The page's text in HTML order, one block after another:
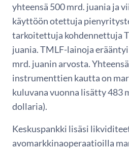
yhteensä 500 mrd. juania ja
käyttöön otettuja
tarkoitettuja kohdennettuja
juania. TMLF-lainoja
mrd. juanin arvosta.
instrumenttien kautta on
kuluvana vuonna lisätty 483
dollaria).
Keskuspankki lisäsi
avomarkkinaoperaatioilla